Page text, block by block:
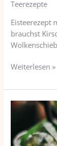
Teerezepte
Eisteerezept
brauchst
Weiterlesen »
Cold